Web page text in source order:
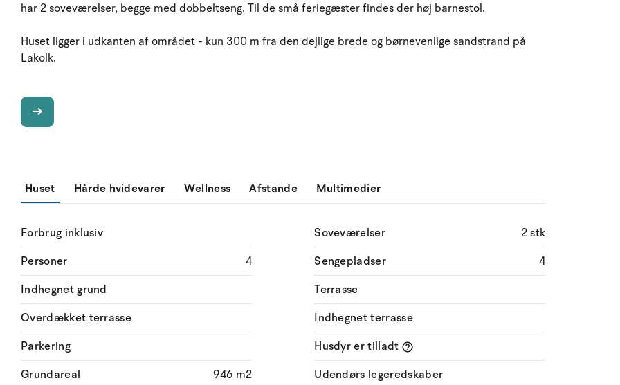
har 2 soveværelser, begge med dobbeltseng. Til de små feriegæster findes der høj barnestol.
Huset ligger i udkanten af området - kun 300 m fra den dejlige brede og børnevenlige sandstrand på
Lakolk.
Huset Hårde hvidevarer Wellness Afstande Multimedier
Forbrug inklusiv
Personer
4
Indhegnet grund
Overdækket terrasse
Parkering
Grundareal
946 m2
Soveværelser
2 stk
Sengepladser
4
Terrasse
Indhegnet terrasse
Husdyr er tilladt
Udendørs legeredskaber